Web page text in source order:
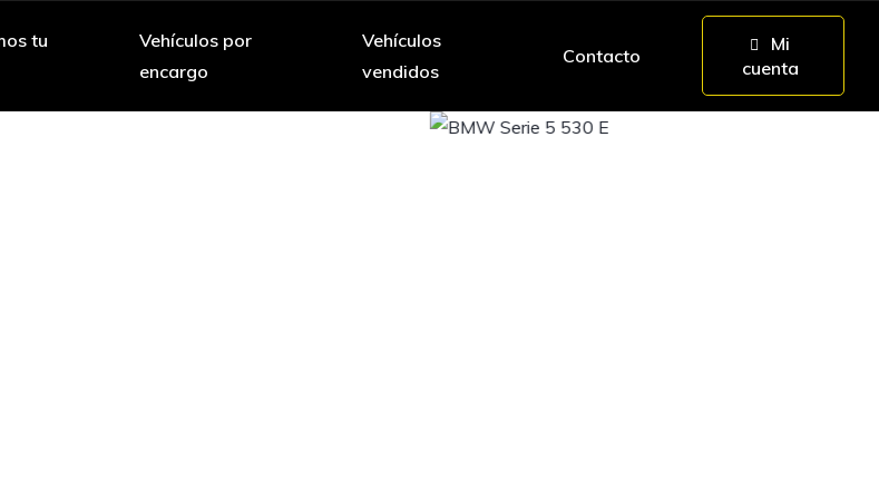
tu
Vehículos por
encargo
Vehículos
vendidos
Contacto
Mi
cuenta